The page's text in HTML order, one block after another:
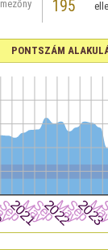
195
PONTSZÁM